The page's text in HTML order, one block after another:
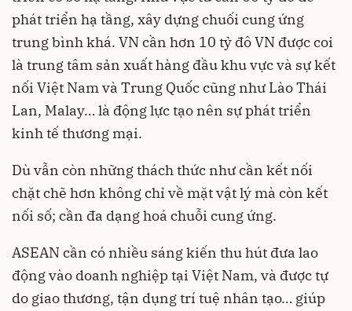
phát triển hạ tầng, xây dựng chuối cung ứng
trung bình khá. VN cần hơn 10 tỷ đô VN được coi
là trung tâm sản xuất hàng đầu khu vực và sự kết
nối Việt Nam và Trung Quốc cũng như Lào Thái
Lan, Malay… là động lực tạo nên sự phát triển
kinh tế thương mại.
Dù vẫn còn những thách thức như cần kết nối
chặt chẽ hơn không chỉ về mặt vật lý mà còn kết
nối số; cần đa dạng hoá chuỗi cung ứng.
ASEAN cần có nhiều sáng kiến thu hút đưa lao
động vào doanh nghiệp tại Việt Nam, và được tự
do giao thương, tận dụng trí tuệ nhân tạo… giúp